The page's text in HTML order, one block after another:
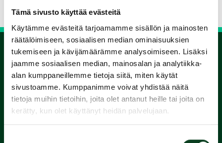
Tämä sivusto käyttää evästeitä
Käytämme evästeitä tarjoamamme sisällön ja mainosten
räätälöimiseen, sosiaalisen median ominaisuuksien
tukemiseen ja kävijämäärämme analysoimiseen. Lisäksi
jaamme sosiaalisen median, mainosalan ja analytiikka-
alan kumppaneillemme tietoja siitä, miten käytät
sivustoamme. Kumppanimme voivat yhdistää näitä
tietoja muihin tietoihin, joita olet antanut heille tai joita on
kerätty, kun olet käyttänyt heidän palvelujaan.
1.
Varaa
alkeiskurssi